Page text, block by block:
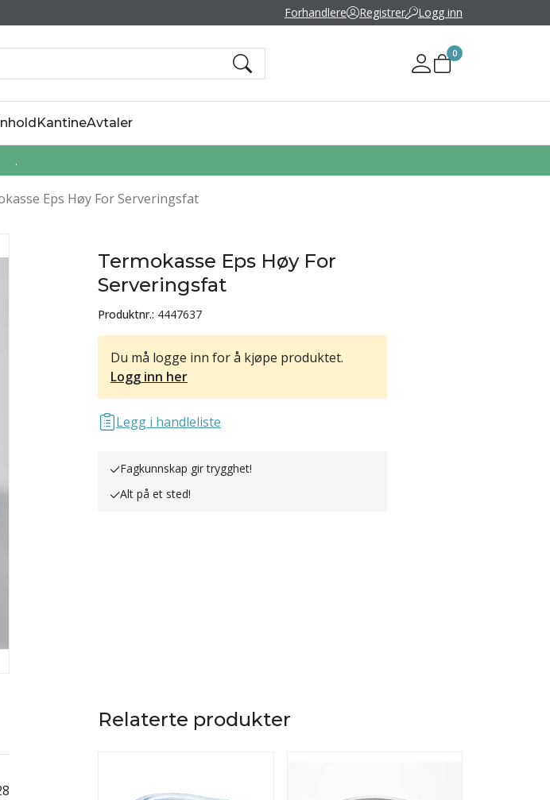
Forhandlere Registrer Logg inn
Mine sider
0
KantineAvtaler
.
Eps Høy For Serveringsfat
Termokasse Eps Høy For
Serveringsfat
Produktnr.: 4447637
Du må logge inn for å kjøpe produktet.
Logg inn her
Legg i handleliste
Fagkunnskap gir trygghet!
Alt på et sted!
Relaterte produkter